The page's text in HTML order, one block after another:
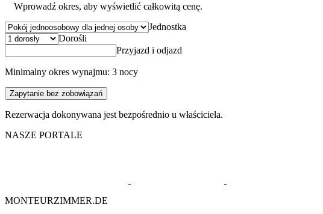
Wprowadź okres, aby wyświetlić całkowitą cenę.
Jednostka
Dorośli
Przyjazd i odjazd
Minimalny okres wynajmu: 3 nocy
Zapytanie bez zobowiązań
Rezerwacja dokonywana jest bezpośrednio u właściciela.
NASZE PORTALE
MONTEURZIMMER.DE